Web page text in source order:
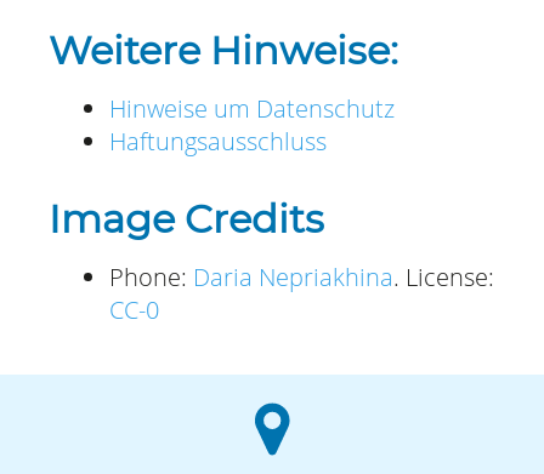
Weitere Hinweise:
Hinweise um Datenschutz
Haftungsausschluss
Image Credits
Phone: Daria Nepriakhina. License:
CC-0